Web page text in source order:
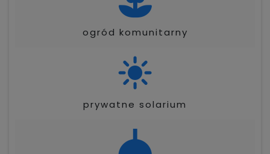
ogród komunitarny
prywatne solarium